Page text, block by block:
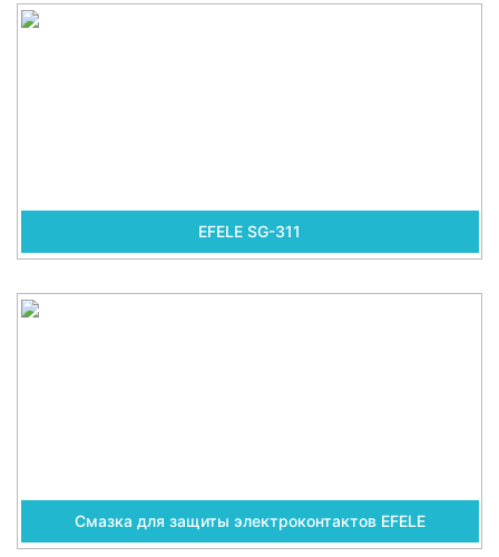
EFELE SG-311
Смазка для защиты электроконтактов EFELE